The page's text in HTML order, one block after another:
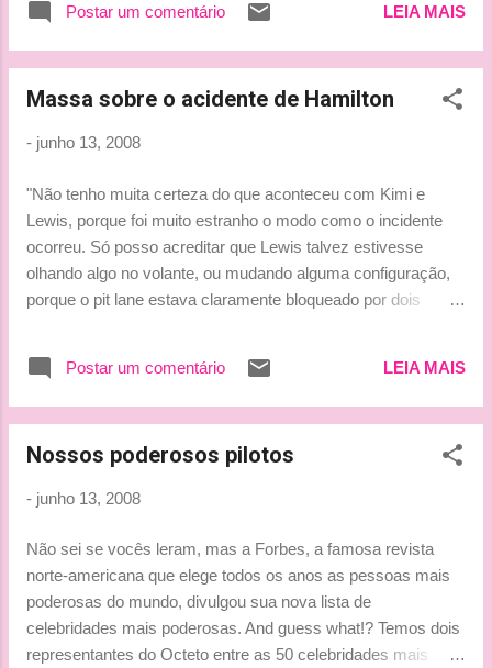
confessar que deixei passar essa. Não faço a mínima idéia
do que seja um jogo do esporte. No Brasil faz muito calor
estiver em casa, aqui em São Paulo, antes de voar para a
Eurocopa." Fonte: Globo.com Beijinhos, Ludy
Postar um comentário LEIA MAIS
Massa sobre o acidente de Hamilton
- junho 13, 2008
"Não tenho muita certeza do que aconteceu com Kimi e
Lewis, porque foi muito estranho o modo como o incidente
ocorreu. Só posso acreditar que Lewis talvez estivesse
olhando algo no volante, ou mudando alguma configuração,
porque o pit lane estava claramente bloqueado por dois
mais comum acontecer. " É esquisito que este problema do
sinal vermelho sempre aconteça no Canadá, ainda que no
era o primeiro a sair dos pits, o que tornava mais fácil não
Postar um comentário LEIA MAIS
Nossos poderosos pilotos
- junho 13, 2008
Não sei se vocês leram, mas a Forbes, a famosa revista
norte-americana que elege todos os anos as pessoas mais
poderosas do mundo, divulgou sua nova lista de
celebridades mais poderosas. And guess what!? Temos dois
representantes do Octeto entre as 50 celebridades mais